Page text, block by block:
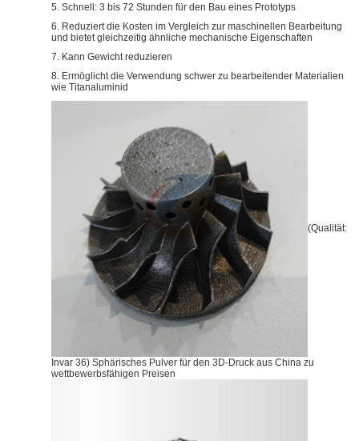
5. Schnell: 3 bis 72 Stunden für den Bau eines Prototyps
6. Reduziert die Kosten im Vergleich zur maschinellen Bearbeitung
und bietet gleichzeitig ähnliche mechanische Eigenschaften
7. Kann Gewicht reduzieren
8. Ermöglicht die Verwendung schwer zu bearbeitender Materialien
wie Titanaluminid
(Qualität:
Invar 36) Sphärisches Pulver für den 3D-Druck aus China zu
wettbewerbsfähigen Preisen